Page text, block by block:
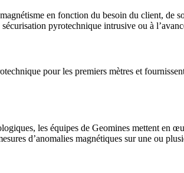
en fonction du besoin du client, de
pyrotechnique intrusive ou à
pour les premiers mètres et
les équipes de Geomines mettent en
d’anomalies magnétiques sur une ou